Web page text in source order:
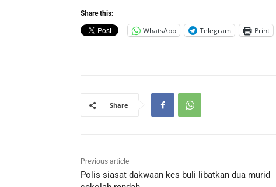
Share this:
WhatsApp Telegram Print
Share
Previous article
Polis siasat dakwaan kes buli libatkan dua murid